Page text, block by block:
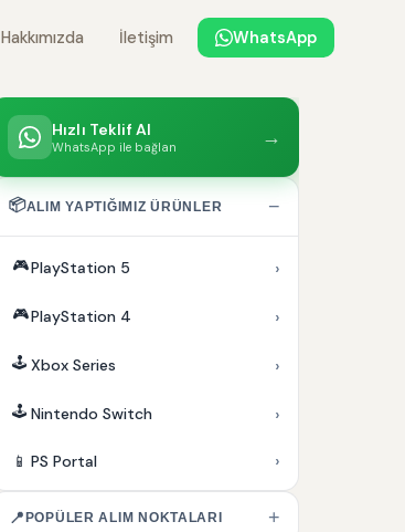
Hakkımızda İletişim WhatsApp
Hızlı Teklif Al
WhatsApp ile bağlan →
📦ALIM YAPTIĞIMIZ ÜRÜNLER −
🎮PlayStation 5 ›
🎮PlayStation 4 ›
🕹️ Xbox Series ›
🕹️ Nintendo Switch ›
📱 PS Portal ›
📍 POPÜLER ALIM NOKTALARI +